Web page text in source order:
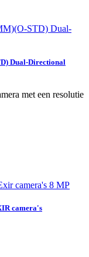
Dual-Directional
met een resolutie
camera's